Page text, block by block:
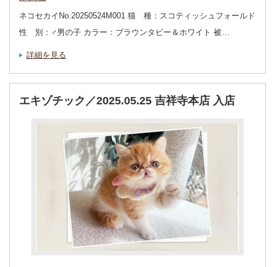
ネコセカイNo.20250524M001 猫 種：スコティッシュフォールド
性 別：♂男の子 カラー：ブラウンタビー＆ホワイト 被…
詳細を見る
エキゾチック／2025.05.25 吉祥寺本店 入店